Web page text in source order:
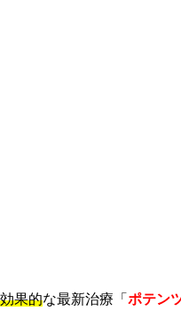
果的な最新治療「 ポテン